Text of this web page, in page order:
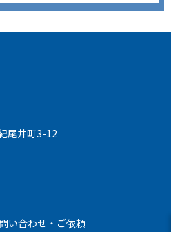
尾井町3-12
い合わせ・ご依頼